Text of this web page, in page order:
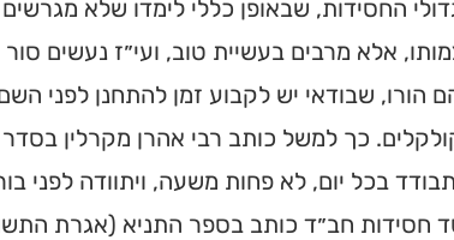
החסידות, שבאופן כללי לימדו שלא
אלא מרבים בעשיית טוב, ועי״ז נעשים
הורו, שבודאי יש לקבוע זמן להתחנן לפני
כך למשל כותב רבי אהרן מקרלין
בכל יום, לא פחות משעה, ויתוודה לפני
חסידות חב״ד כותב בספר התניא (אגרת